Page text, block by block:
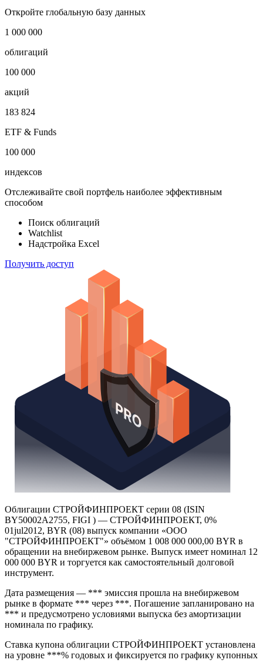
Откройте глобальную базу данных
1 000 000
облигаций
100 000
акций
183 824
ETF & Funds
100 000
индексов
Отслеживайте свой портфель наиболее эффективным
способом
Поиск облигаций
Watchlist
Надстройка Excel
Получить доступ
Облигации СТРОЙФИНПРОЕКТ серии 08 (ISIN
BY50002A2755, FIGI ) — СТРОЙФИНПРОЕКТ, 0%
01jul2012, BYR (08) выпуск компании «ООО
"СТРОЙФИНПРОЕКТ"» объёмом 1 008 000 000,00 BYR в
обращении на внебиржевом рынке. Выпуск имеет номинал 12
000 000 BYR и торгуется как самостоятельный долговой
инструмент.
Дата размещения — *** эмиссия прошла на внебиржевом
рынке в формате *** через ***. Погашение запланировано на
*** и предусмотрено условиями выпуска без амортизации
номинала по графику.
Ставка купона облигации СТРОЙФИНПРОЕКТ установлена
на уровне ***% годовых и фиксируется по графику купонных